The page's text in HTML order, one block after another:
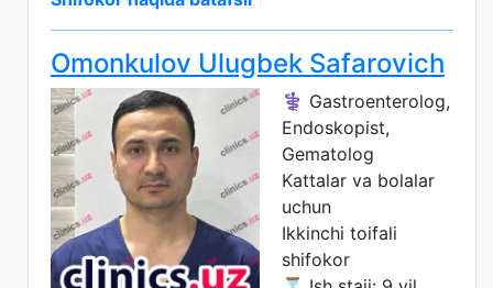
Omonkulov Ulugbek Safarovich
⚕️ Gastroenterolog,
Endoskopist,
Gematolog
Kattalar va bolalar
uchun
Ikkinchi toifali
shifokor